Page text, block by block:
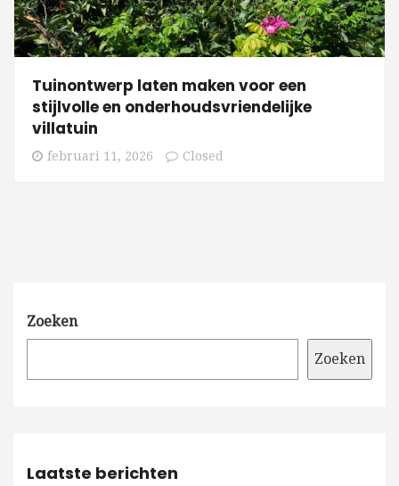
Tuinontwerp laten maken voor een
stijlvolle en onderhoudsvriendelijke
villatuin
februari 11, 2026 Closed
Zoeken
Zoeken
Laatste berichten